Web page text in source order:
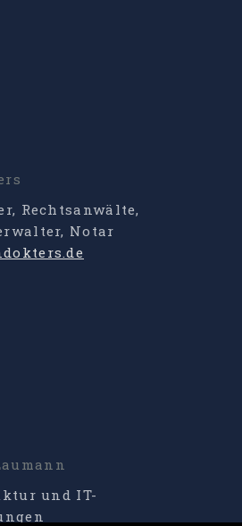
Rechtsanwälte,
Notar
und IT-